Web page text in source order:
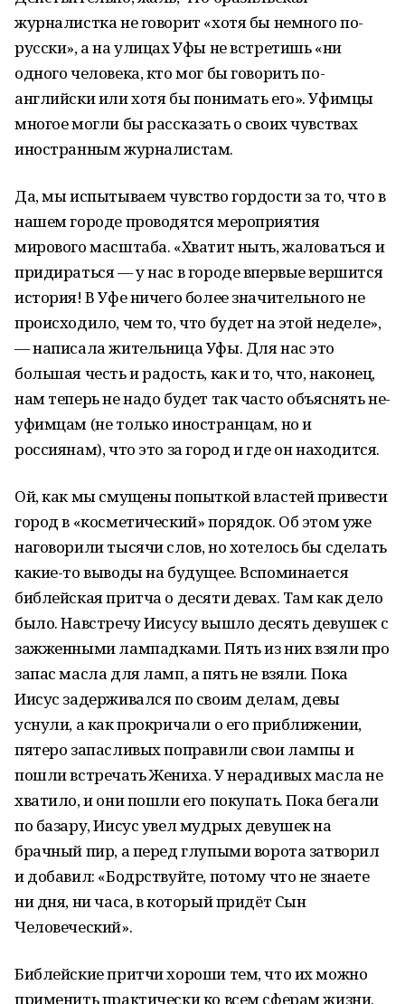
журналистка не говорит «хотя бы немного по-
русски», а на улицах Уфы не встретишь «ни
одного человека, кто мог бы говорить по-
английски или хотя бы понимать его». Уфимцы
многое могли бы рассказать о своих чувствах
иностранным журналистам.
Да, мы испытываем чувство гордости за то, что в
нашем городе проводятся мероприятия
мирового масштаба. «Хватит ныть, жаловаться и
придираться — у нас в городе впервые вершится
история! В Уфе ничего более значительного не
происходило, чем то, что будет на этой неделе»,
— написала жительница Уфы. Для нас это
большая честь и радость, как и то, что, наконец,
нам теперь не надо будет так часто объяснять не-
уфимцам (не только иностранцам, но и
россиянам), что это за город и где он находится.
Ой, как мы смущены попыткой властей привести
город в «косметический» порядок. Об этом уже
наговорили тысячи слов, но хотелось бы сделать
какие-то выводы на будущее. Вспоминается
библейская притча о десяти девах. Там как дело
было. Навстречу Иисусу вышло десять девушек с
зажженными лампадками. Пять из них взяли про
запас масла для ламп, а пять не взяли. Пока
Иисус задерживался по своим делам, девы
уснули, а как прокричали о его приближении,
пятеро запасливых поправили свои лампы и
пошли встречать Жениха. У нерадивых масла не
хватило, и они пошли его покупать. Пока бегали
по базару, Иисус увел мудрых девушек на
брачный пир, а перед глупыми ворота затворил
и добавил: «Бодрствуйте, потому что не знаете
ни дня, ни часа, в который придёт Сын
Человеческий».
Библейские притчи хороши тем, что их можно
применить практически ко всем сферам жизни.